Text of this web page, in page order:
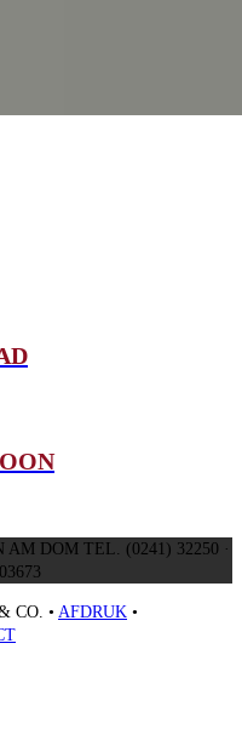
AM DOM TEL. (0241) 32250 ·
CO. • AFDRUK •